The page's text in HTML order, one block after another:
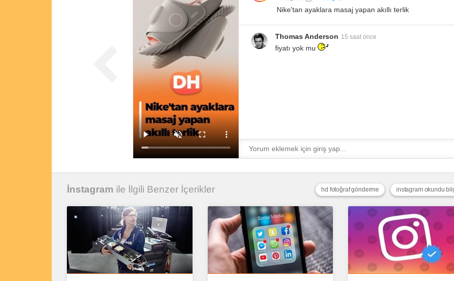
Nike'tan ayaklara masaj yapan akıllı terlik
Thomas Anderson 15 saat önce
fiyatı yok mu
İnstagram ile İlgili Benzer İçerikler instagram okundu
hd fotoğraf gönderme